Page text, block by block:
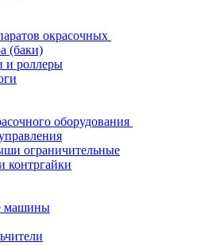
окрасочных
(баки)
и роллеры
оборудования
ограничительные
контргайки
машины